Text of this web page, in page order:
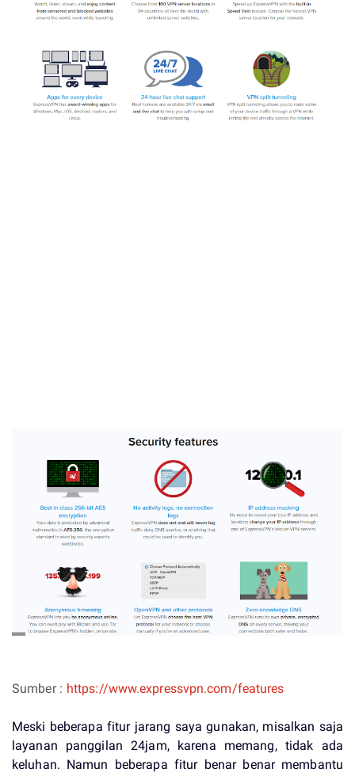
Sumber : https://www.expressvpn.com/features
Meski beberapa fitur jarang saya gunakan, misalkan saja
layanan panggilan 24jam, karena memang, tidak ada
keluhan. Namun beberapa fitur benar benar membantu